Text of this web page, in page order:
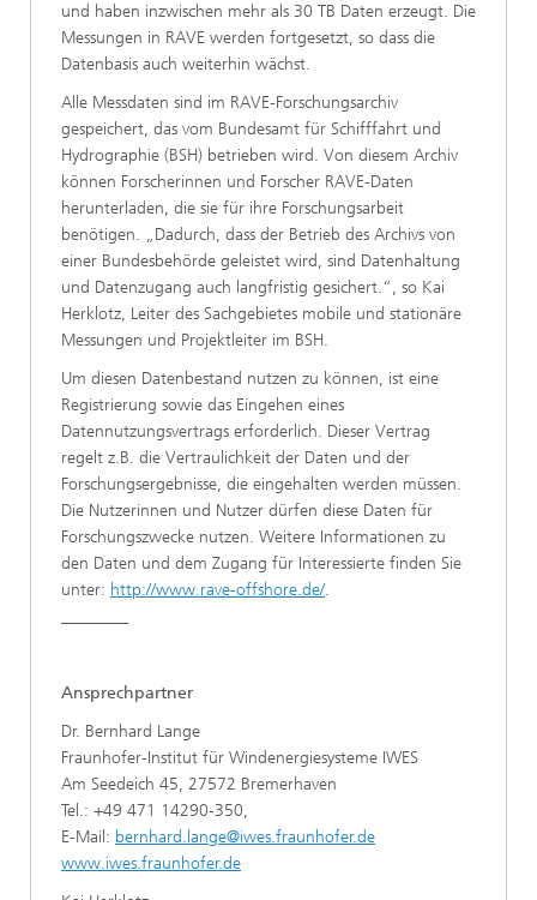
und haben inzwischen mehr als 30 TB Daten erzeugt. Die
Messungen in RAVE werden fortgesetzt, so dass die
Datenbasis auch weiterhin wächst.
Alle Messdaten sind im RAVE-Forschungsarchiv
gespeichert, das vom Bundesamt für Schifffahrt und
Hydrographie (BSH) betrieben wird. Von diesem Archiv
können Forscherinnen und Forscher RAVE-Daten
herunterladen, die sie für ihre Forschungsarbeit
benötigen. „Dadurch, dass der Betrieb des Archivs von
einer Bundesbehörde geleistet wird, sind Datenhaltung
und Datenzugang auch langfristig gesichert.“, so Kai
Herklotz, Leiter des Sachgebietes mobile und stationäre
Messungen und Projektleiter im BSH.
Um diesen Datenbestand nutzen zu können, ist eine
Registrierung sowie das Eingehen eines
Datennutzungsvertrags erforderlich. Dieser Vertrag
regelt z.B. die Vertraulichkeit der Daten und der
Forschungsergebnisse, die eingehalten werden müssen.
Die Nutzerinnen und Nutzer dürfen diese Daten für
Forschungszwecke nutzen. Weitere Informationen zu
den Daten und dem Zugang für Interessierte finden Sie
unter: http://www.rave-offshore.de/.
Ansprechpartner
Dr. Bernhard Lange
Fraunhofer-Institut für Windenergiesysteme IWES
Am Seedeich 45, 27572 Bremerhaven
Tel.: +49 471 14290-350,
E-Mail: bernhard.lange@iwes.fraunhofer.de
www.iwes.fraunhofer.de